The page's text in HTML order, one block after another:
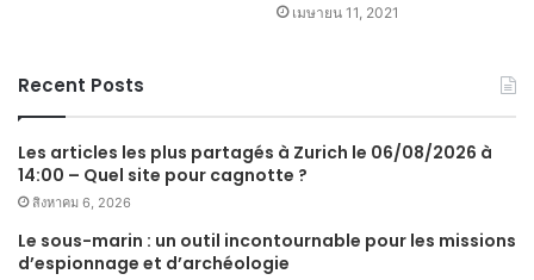
เมษายน 11, 2021
Recent Posts
Les articles les plus partagés à Zurich le 06/08/2026 à
14:00 – Quel site pour cagnotte ?
สิงหาคม 6, 2026
Le sous-marin : un outil incontournable pour les missions
d’espionnage et d’archéologie